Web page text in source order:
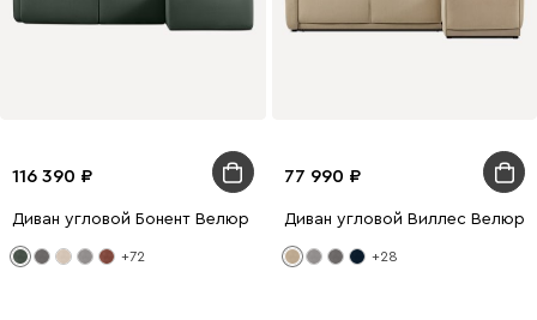
116 390
Диван угловой Бонент Велюр Оливковый
+72
77 990
Диван угловой Виллес Велюр
+28